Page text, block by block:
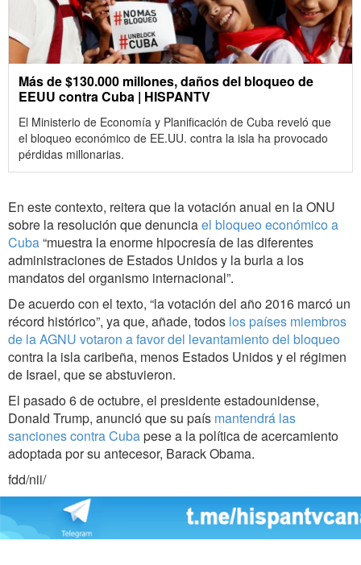
Más de $130.000 millones, daños del bloqueo de
EEUU contra Cuba | HISPANTV
El Ministerio de Economía y Planificación de Cuba reveló que
el bloqueo económico de EE.UU. contra la isla ha provocado
pérdidas millonarias.
En este contexto, reitera que la votación anual en la ONU
sobre la resolución que denunciael bloqueo económico a
Cuba“muestra la enorme hipocresía de las diferentes
administraciones de Estados Unidos y la burla a los
mandatos del organismo internacional”.
De acuerdo con el texto, “la votación del año 2016 marcó un
récord histórico”, ya que, añade, todos los países miembros
de la AGNU votaron a favor del levantamiento del bloqueo
contra la isla caribeña, menos Estados Unidos y el régimen
de Israel, que se abstuvieron.
El pasado 6 de octubre, el presidente estadounidense,
Donald Trump, anunció que su país mantendrá las
sanciones contra Cubapese a la política de acercamiento
adoptada por su antecesor, Barack Obama.
fdd/nii/